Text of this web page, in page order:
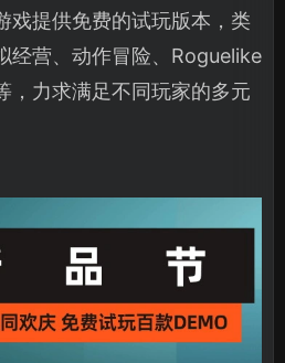
戏提供免费的试玩版本，类
经营、动作冒险、Roguelike
，力求满足不同玩家的多元